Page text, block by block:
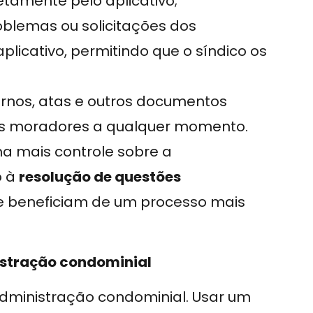
ou solicitações dos
permitindo que o síndico os
atas e outros documentos
moradores a qualquer momento.
mais controle sobre a
à resolução de questões
beneficiam de um processo mais
condominial
condominial. Usar um